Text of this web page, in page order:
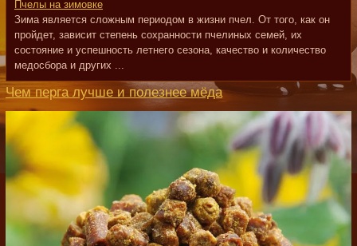
Пчелы на зимовке
Зима является сложным периодом в жизни пчел. От того, как он
пройдет, зависит степень сохранности пчелиных семей, их
состояние и успешность летнего сезона, качество и количество
медосбора и других ...
Чем перга лучше и полезнее мёда